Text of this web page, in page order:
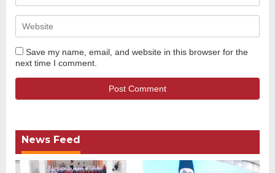
Save my name, email, and website in this browser for the
next time I comment.
News Feed